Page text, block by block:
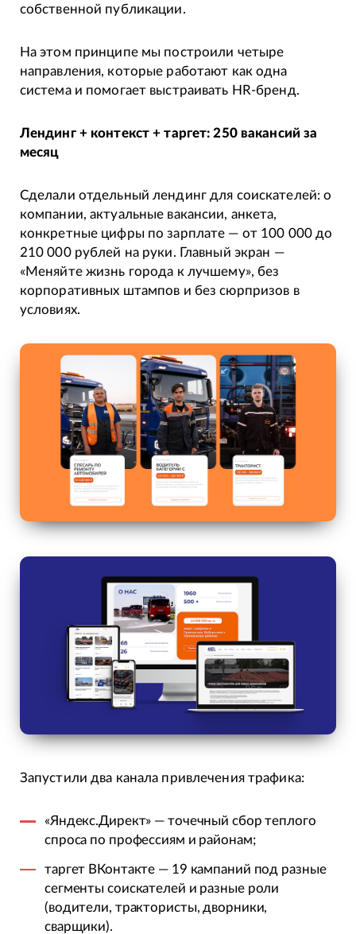
собственной публикации.
На этом принципе мы построили четыре
направления, которые работают как одна
система и помогает выстраивать HR-бренд.
Лендинг + контекст + таргет: 250 вакансий за
месяц
Сделали отдельный лендинг для соискателей: о
компании, актуальные вакансии, анкета,
конкретные цифры по зарплате — от 100 000 до
210 000 рублей на руки. Главный экран —
«Меняйте жизнь города к лучшему», без
корпоративных штампов и без сюрпризов в
условиях.
Запустили два канала привлечения трафика:
«Яндекс.Директ» — точечный сбор теплого
спроса по профессиям и районам;
таргет ВКонтакте — 19 кампаний под разные
сегменты соискателей и разные роли
(водители, трактористы, дворники,
сварщики).